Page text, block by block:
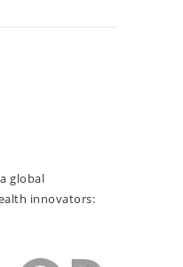
global
innovators: